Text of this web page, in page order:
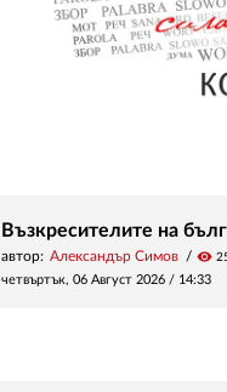
Възкресителите на
автор: Александър Симов visibility
четвъртък, 06 Август 2026 / 14:33